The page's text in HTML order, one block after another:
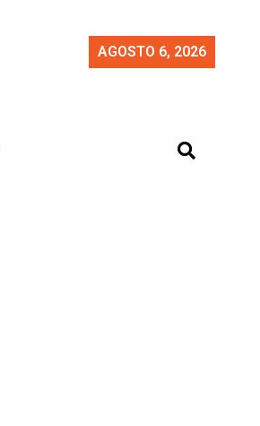
AGOSTO 6, 2026